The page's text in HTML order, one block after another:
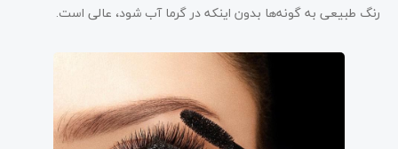
رنگ طبیعی به گونه‌ها بدون اینکه در گرما آب شود، عالی است.